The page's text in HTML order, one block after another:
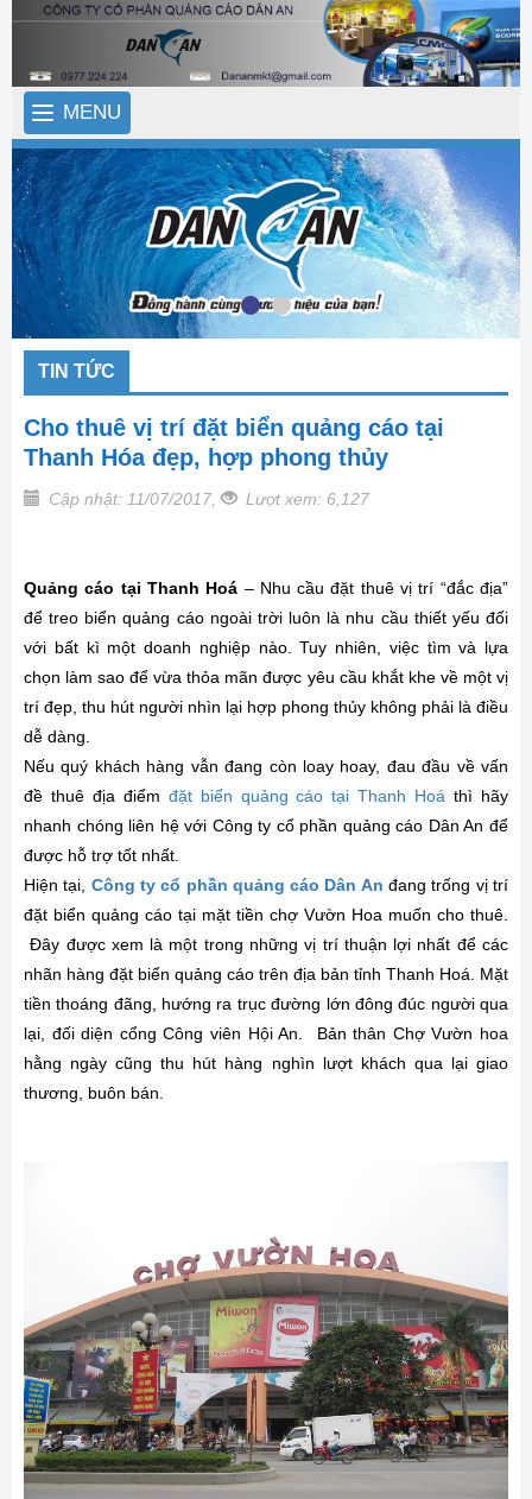
MENU
TIN TỨC
Cho thuê vị trí đặt biển quảng cáo tại
Thanh Hóa đẹp, hợp phong thủy
Cập nhật: 11/07/2017, Lượt xem: 6,127
Quảng cáo tại Thanh Hoá – Nhu cầu đặt thuê vị trí “đắc địa”
để treo biển quảng cáo ngoài trời luôn là nhu cầu thiết yếu đối
với bất kì một doanh nghiệp nào. Tuy nhiên, việc tìm và lựa
chọn làm sao để vừa thỏa mãn được yêu cầu khắt khe về một vị
trí đẹp, thu hút người nhìn lại hợp phong thủy không phải là điều
dễ dàng.
Nếu quý khách hàng vẫn đang còn loay hoay, đau đầu về vấn
đề thuê địa điểm đặt biển quảng cáo tại Thanh Hoá thì hãy
nhanh chóng liên hệ với Công ty cổ phần quảng cáo Dân An để
được hỗ trợ tốt nhất.
Hiện tại, Công ty cổ phần quảng cáo Dân An đang trống vị trí
đặt biển quảng cáo tại mặt tiền chợ Vườn Hoa muốn cho thuê.
Đây được xem là một trong những vị trí thuận lợi nhất để các
nhãn hàng đặt biển quảng cáo trên địa bản tỉnh Thanh Hoá. Mặt
tiền thoáng đãng, hướng ra trục đường lớn đông đúc người qua
lại, đối diện cổng Công viên Hội An. Bản thân Chợ Vườn hoa
hằng ngày cũng thu hút hàng nghìn lượt khách qua lại giao
thương, buôn bán.